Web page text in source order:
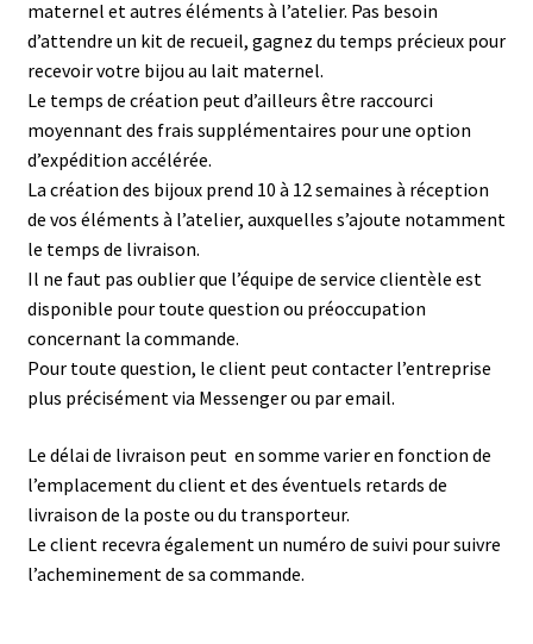
maternel et autres éléments à l’atelier. Pas besoin
d’attendre un kit de recueil, gagnez du temps précieux pour
recevoir votre bijou au lait maternel.
Le temps de création peut d’ailleurs être raccourci
moyennant des frais supplémentaires pour une option
d’expédition accélérée.
La création des bijoux prend 10 à 12 semaines à réception
de vos éléments à l’atelier, auxquelles s’ajoute notamment
le temps de livraison.
Il ne faut pas oublier que l’équipe de service clientèle est
disponible pour toute question ou préoccupation
concernant la commande.
Pour toute question, le client peut contacter l’entreprise
plus précisément via Messenger ou par email.
Le délai de livraison peut en somme varier en fonction de
l’emplacement du client et des éventuels retards de
livraison de la poste ou du transporteur.
Le client recevra également un numéro de suivi pour suivre
l’acheminement de sa commande.